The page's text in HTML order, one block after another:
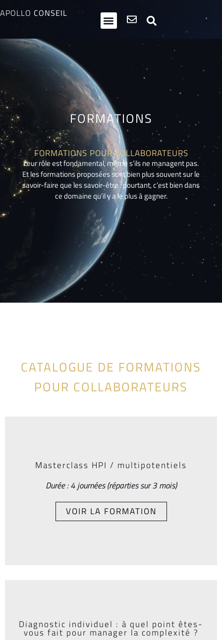
APOLLO CONSEIL
FORMATIONS
FORMATIONS POUR COLLABORATEURS
Leur rôle est fondamental, même s’ils ne managent pas.
Et les formations proposées sont bien plus souvent sur le
savoir-faire que les savoir-être : pourtant, c’est bien dans
ce domaine qu’il y a le plus à gagner.
CATALOGUE DE FORMATIONS
POUR COLLABORATEURS
Masterclass HPI / multipotentiels
Durée : 4 journées (réparties sur 3 mois)
VOIR LA FORMATION
Diagnostic individuel : à quel point êtes-
vous fait pour manager la complexité ?